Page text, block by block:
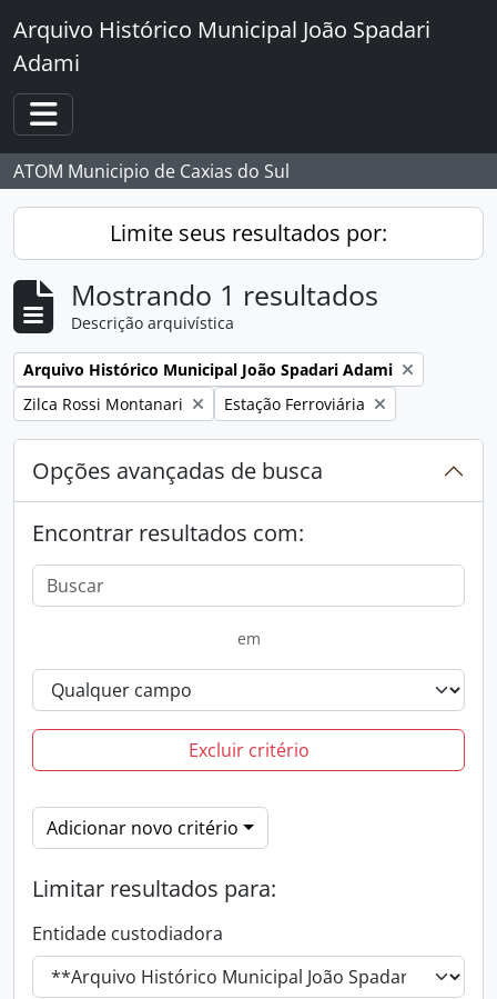
Skip to main content
Arquivo Histórico Municipal João Spadari
Adami
Toggle navigation
ATOM Municipio de Caxias do Sul
Limite seus resultados por:
Mostrando 1 resultados
Descrição arquivística
Remover filtro:
Arquivo Histórico Municipal João Spadari Adami
Remover filtro:
Zilca Rossi Montanari Remover filtro:
Estação Ferroviária
Opções avançadas de busca
Encontrar resultados com:
em
Excluir critério
Adicionar novo critério
Limitar resultados para:
Entidade custodiadora